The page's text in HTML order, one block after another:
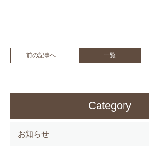
前の記事へ 一覧
Category
お知らせ